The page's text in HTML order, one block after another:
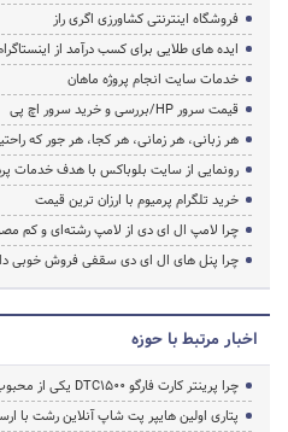
فروشگاه اینترنتی کشاورزی اگری راز
ایده های طلایی برای کسب درآمد از
خدمات سایت انجام پروژه ماهان
قیمت سرور HP/بررسی و خرید سرور اچ پی
هر زبانی، هر زمانی، هر کجا، هر جور که
رونمایی از سایت بلوباکس با هدف خدمات
خرید تلگرام پرمیوم با ارزان ترین قیمت
چرا لامپ ال ای دی از لامپ رشته‌ای و کم
چرا پنل های ال ای دی سقفی فروش خوبی
اخبار مرتبط با حوزه
چرا پرینتر کارت فارگو DTC1500 یکی از محبوب‌ترین پرینترهای کارت دنیا است؟
پتاری اولین هایپر پت شاپ آنلاین رشت با